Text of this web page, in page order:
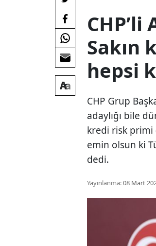
CHP’li
Sakın
hepsi
CHP Grup
adaylığı bile
kredi risk primi
emin olsun ki
dedi.
Yayınlanma:08 Mart